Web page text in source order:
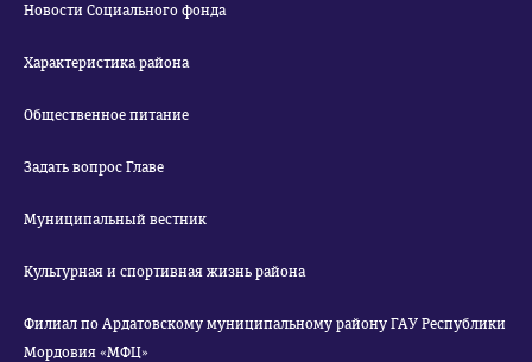
Новости Социального фонда
Характеристика района
Общественное питание
Задать вопрос Главе
Муниципальный вестник
Культурная и спортивная жизнь района
Филиал по Ардатовскому муниципальному району ГАУ Республики
Мордовия «МФЦ»